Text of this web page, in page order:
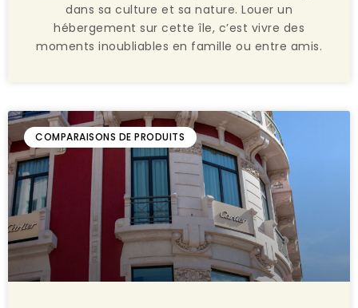
dans sa culture et sa nature. Louer un
hébergement sur cette île, c’est vivre des
moments inoubliables en famille ou entre amis.
COMPARAISONS DE PRODUITS